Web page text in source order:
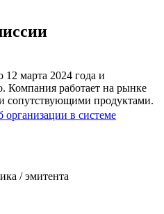
марта 2024 года и
Компания работает на рынке
сопутствующими продуктами.
в системе